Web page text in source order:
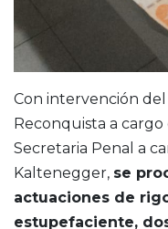
Con intervención
Reconquista a
Secretaria Penal a
Kaltenegger, se
actuaciones de
estupefaciente,